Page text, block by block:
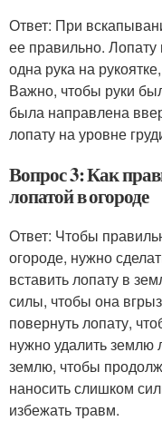
Ответ: При
ее правильно.
одна рука на
Важно, чтобы руки
была направлена
лопату на уровне
Вопрос 3: Как
лопатой в огороде
Ответ: Чтобы
огороде, нужно
вставить лопату в
силы, чтобы она
повернуть лопату,
нужно удалить землю
землю, чтобы
наносить слишком
избежать травм.